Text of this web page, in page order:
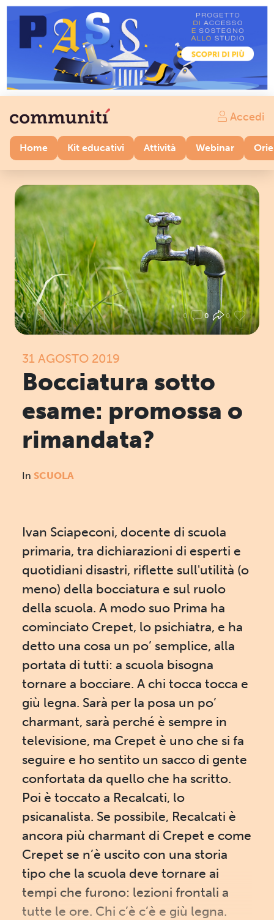
Home Kit educativi Attività Webinar
Accedi
0 0 0 0
31 AGOSTO 2019
Bocciatura sotto
esame: promossa o
rimandata?
In SCUOLA
Ivan Sciapeconi, docente di scuola
primaria, tra dichiarazioni di esperti e
quotidiani disastri, riflette sull'utilità (o
meno) della bocciatura e sul ruolo
della scuola. A modo suo Prima ha
cominciato Crepet, lo psichiatra, e ha
detto una cosa un po’ semplice, alla
portata di tutti: a scuola bisogna
tornare a bocciare. A chi tocca tocca e
giù legna. Sarà per la posa un po’
charmant, sarà perché è sempre in
televisione, ma Crepet è uno che si fa
seguire e ho sentito un sacco di gente
confortata da quello che ha scritto.
Poi è toccato a Recalcati, lo
psicanalista. Se possibile, Recalcati è
ancora più charmant di Crepet e come
Crepet se n’è uscito con una storia
tipo che la scuola deve tornare ai
tempi che furono: lezioni frontali a
tutte le ore. Chi c’è c’è e giù legna.